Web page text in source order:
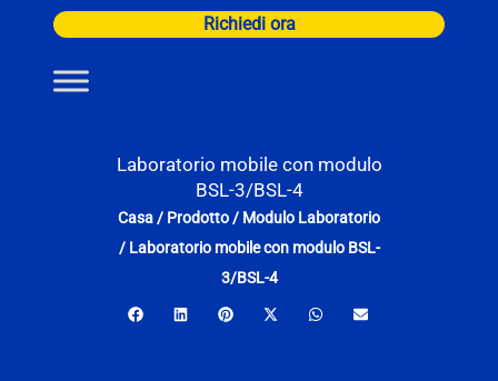
contenuto
Richiedi ora
Laboratorio mobile con modulo
BSL-3/BSL-4
Casa/ Prodotto/ Modulo Laboratorio
/ Laboratorio mobile con modulo BSL-
3/BSL-4